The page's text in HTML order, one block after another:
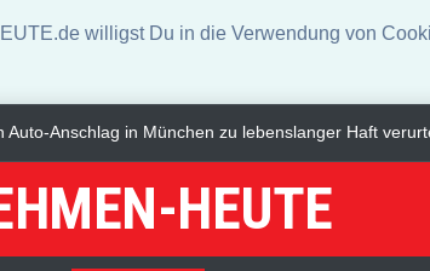
willigst Du in die Verwendung von
und Pakistan schließen Militärbündnis Dax legt
HEUTE